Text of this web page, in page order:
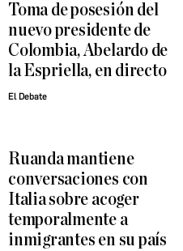
Toma de posesión del
nuevo presidente de
Colombia, Abelardo de
la Espriella, en directo
El Debate
Ruanda mantiene
conversaciones con
Italia sobre acoger
temporalmente a
inmigrantes en su país